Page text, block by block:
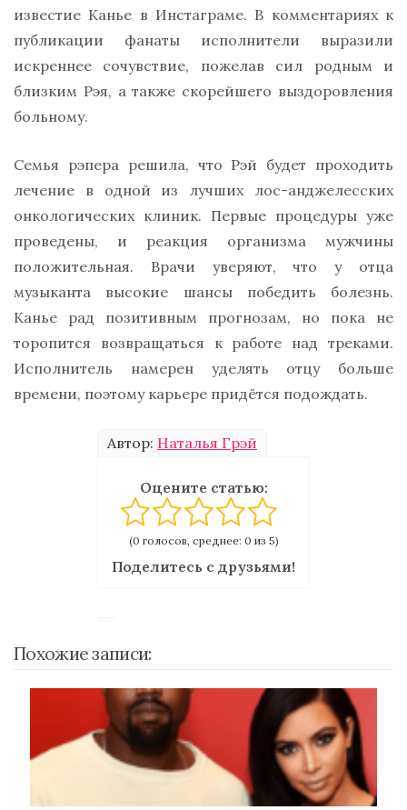
известие Канье в Инстаграме. В комментариях к
публикации фанаты исполнители выразили
искреннее сочувствие, пожелав сил родным и
близким Рэя, а также скорейшего выздоровления
больному.
Семья рэпера решила, что Рэй будет проходить
лечение в одной из лучших лос-анджелесских
онкологических клиник. Первые процедуры уже
проведены, и реакция организма мужчины
положительная. Врачи уверяют, что у отца
музыканта высокие шансы победить болезнь.
Канье рад позитивным прогнозам, но пока не
торопится возвращаться к работе над треками.
Исполнитель намерен уделять отцу больше
времени, поэтому карьере придётся подождать.
Автор: Наталья Грэй
Оцените статью:
(0 голосов, среднее: 0 из 5)
Поделитесь с друзьями!
Похожие записи: